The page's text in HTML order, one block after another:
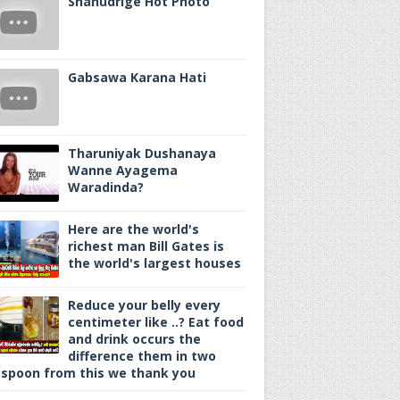
Gabsawa Karana Hati
Tharuniyak Dushanaya
Wanne Ayagema
Waradinda?
Here are the world's
richest man Bill Gates is
the world's largest houses
Reduce your belly every
centimeter like ..? Eat food
and drink occurs the
difference them in two
from this we thank you